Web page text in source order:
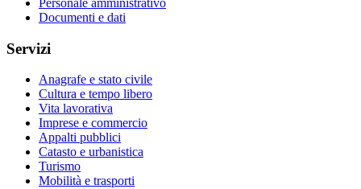
Personale amministrativo
Documenti e dati
Servizi
Anagrafe e stato civile
Cultura e tempo libero
Vita lavorativa
Imprese e commercio
Appalti pubblici
Catasto e urbanistica
Turismo
Mobilità e trasporti